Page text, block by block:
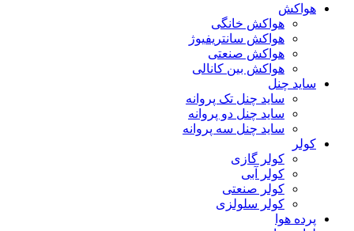
هواکش
هواکش خانگی
هواکش سانتریفیوژ
هواکش صنعتی
هواکش بین کانالی
ساید چنل
ساید چنل تک پروانه
ساید چنل دو پروانه
ساید چنل سه پروانه
کولر
کولر گازی
کولر آبی
کولر صنعتی
کولر سلولزی
پرده هوا